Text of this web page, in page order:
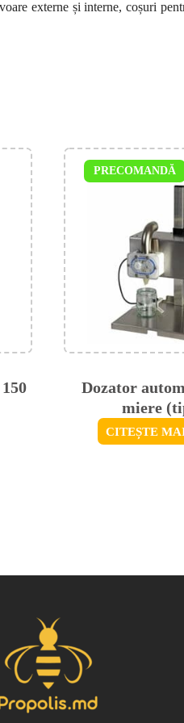
externe și interne, coșuri
Dozator
miere
CITEȘTE
PRECOMANDĂ